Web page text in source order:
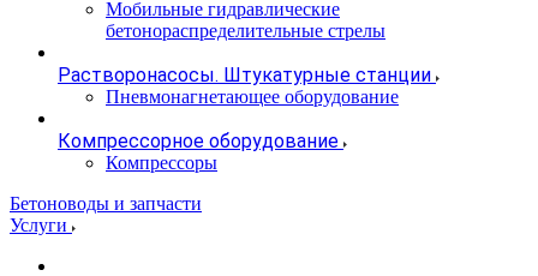
Мобильные гидравлические
бетонораспределительные стрелы
Растворонасосы. Штукатурные станции
Пневмонагнетающее оборудование
Компрессорное оборудование
Компрессоры
Бетоноводы и запчасти
Услуги